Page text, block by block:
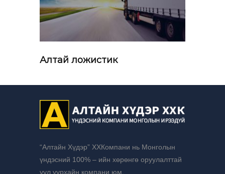
Алтай ложистик
“Алтайн Хүдэр” ХХКомпани нь Монголын
үндэсний 100% – ийн хөрөнгө оруулалттай
уул уурхайн компани юм.